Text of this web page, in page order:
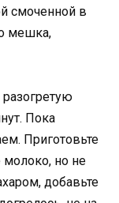
смоченной в
мешка,
Пока
Приготовьте
молоко, но не
добавьте